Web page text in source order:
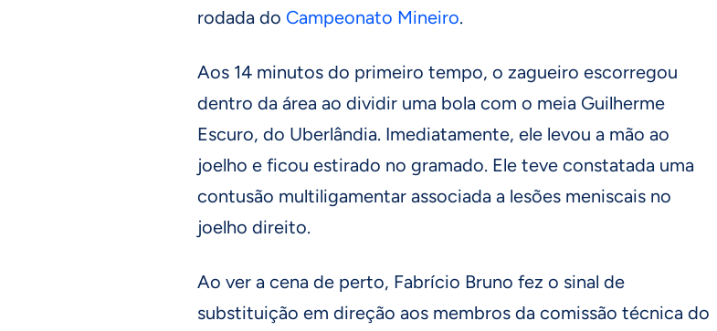
rodada do Campeonato Mineiro.
Aos 14 minutos do primeiro tempo, o zagueiro escorregou
dentro da área ao dividir uma bola com o meia Guilherme
Escuro, do Uberlândia. Imediatamente, ele levou a mão ao
joelho e ficou estirado no gramado. Ele teve constatada uma
contusão multiligamentar associada a lesões meniscais no
joelho direito.
Ao ver a cena de perto, Fabrício Bruno fez o sinal de
substituição em direção aos membros da comissão técnica do